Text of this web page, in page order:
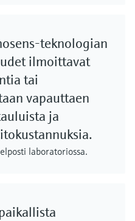
teknologian
ilmoittavat
tai
vapauttaen
ja
laboratoriossa.